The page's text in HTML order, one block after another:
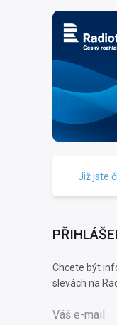
Již jste
Chcete být
slevách na
Váš e-mail